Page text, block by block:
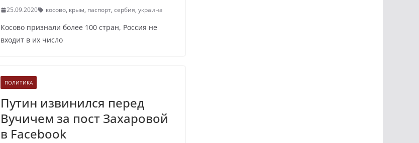
25.09.2020 косово, крым, паспорт, сербия, украина
Косово признали более 100 стран, Россия не
входит в их число
ПОЛИТИКА
Путин извинился перед
Вучичем за пост Захаровой
в Facebook